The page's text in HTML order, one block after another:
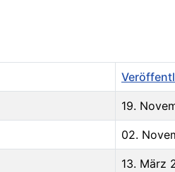
19.
02.
13. März